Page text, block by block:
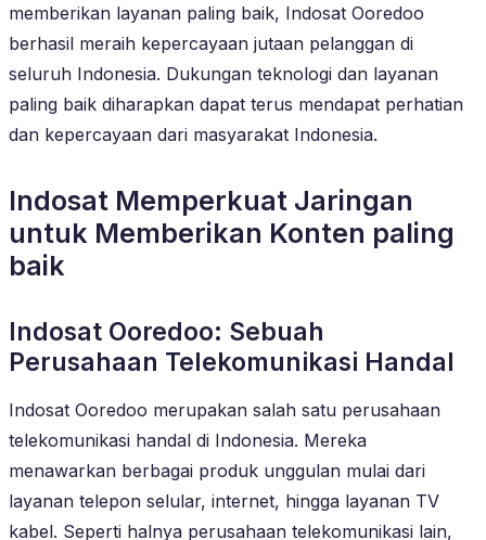
memberikan layanan paling baik, Indosat Ooredoo
berhasil meraih kepercayaan jutaan pelanggan di
seluruh Indonesia. Dukungan teknologi dan layanan
paling baik diharapkan dapat terus mendapat perhatian
dan kepercayaan dari masyarakat Indonesia.
Indosat Memperkuat Jaringan
untuk Memberikan Konten paling
baik
Indosat Ooredoo: Sebuah
Perusahaan Telekomunikasi Handal
Indosat Ooredoo merupakan salah satu perusahaan
telekomunikasi handal di Indonesia. Mereka
menawarkan berbagai produk unggulan mulai dari
layanan telepon selular, internet, hingga layanan TV
kabel. Seperti halnya perusahaan telekomunikasi lain,